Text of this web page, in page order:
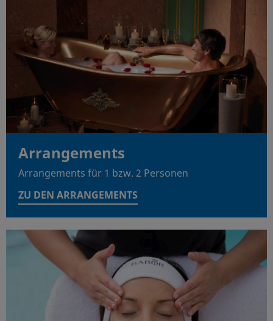
Arrangements
Arrangements für 1 bzw. 2 Personen
ZU DEN ARRANGEMENTS